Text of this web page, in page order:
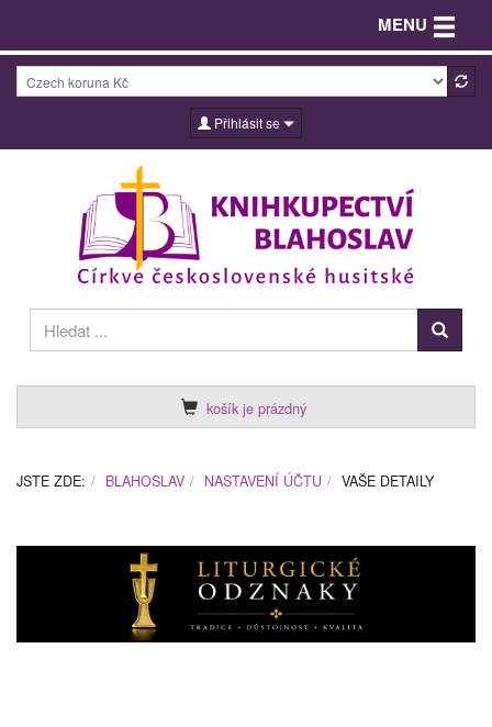
Přihlásit se
košík je prázdný
MENU Toggle
JSTE ZDE: BLAHOSLAV NASTAVENÍ ÚČTU VAŠE DETAILY